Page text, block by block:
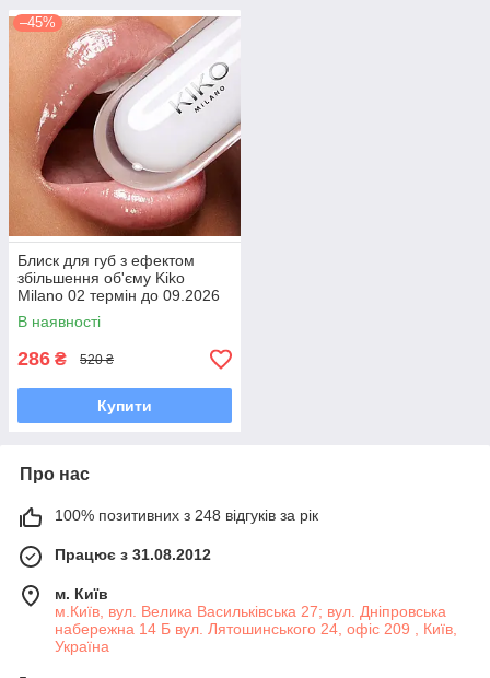
–45%
Блиск для губ з ефектом
збільшення об'єму Kiko
Milano 02 термін до 09.2026
В наявності
286 ₴ 520 ₴
Купити
Про нас
100% позитивних з 248 відгуків за рік
Працює з 31.08.2012
м. Київ
м.Київ, вул. Велика Васильківська 27; вул. Дніпровська
набережна 14 Б вул. Лятошинського 24, офіс 209 , Київ,
Україна